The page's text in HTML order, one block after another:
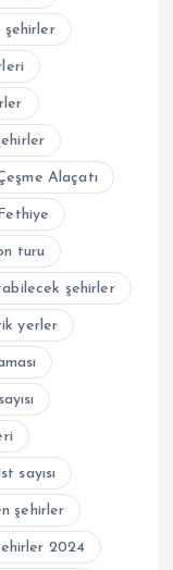
şehirler
Alaçatı
turu
şehirler
yerler
sayısı
şehirler
2024